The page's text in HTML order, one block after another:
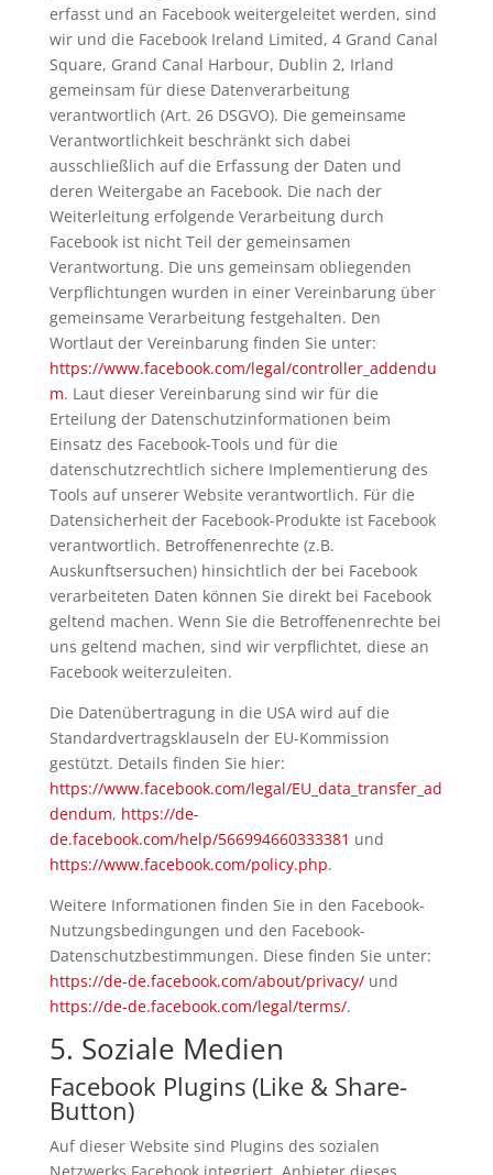
erfasst und an Facebook weitergeleitet werden, sind
wir und die Facebook Ireland Limited, 4 Grand Canal
Square, Grand Canal Harbour, Dublin 2, Irland
gemeinsam für diese Datenverarbeitung
verantwortlich (Art. 26 DSGVO). Die gemeinsame
Verantwortlichkeit beschränkt sich dabei
ausschließlich auf die Erfassung der Daten und
deren Weitergabe an Facebook. Die nach der
Weiterleitung erfolgende Verarbeitung durch
Facebook ist nicht Teil der gemeinsamen
Verantwortung. Die uns gemeinsam obliegenden
Verpflichtungen wurden in einer Vereinbarung über
gemeinsame Verarbeitung festgehalten. Den
Wortlaut der Vereinbarung finden Sie unter:
https://www.facebook.com/legal/controller_addendu
m. Laut dieser Vereinbarung sind wir für die
Erteilung der Datenschutzinformationen beim
Einsatz des Facebook-Tools und für die
datenschutzrechtlich sichere Implementierung des
Tools auf unserer Website verantwortlich. Für die
Datensicherheit der Facebook-Produkte ist Facebook
verantwortlich. Betroffenenrechte (z.B.
Auskunftsersuchen) hinsichtlich der bei Facebook
verarbeiteten Daten können Sie direkt bei Facebook
geltend machen. Wenn Sie die Betroffenenrechte bei
uns geltend machen, sind wir verpflichtet, diese an
Facebook weiterzuleiten.
Die Datenübertragung in die USA wird auf die
Standardvertragsklauseln der EU-Kommission
gestützt. Details finden Sie hier:
https://www.facebook.com/legal/EU_data_transfer_ad
dendum, https://de-
de.facebook.com/help/566994660333381 und
https://www.facebook.com/policy.php.
Weitere Informationen finden Sie in den Facebook-
Nutzungsbedingungen und den Facebook-
Datenschutzbestimmungen. Diese finden Sie unter:
https://de-de.facebook.com/about/privacy/und
https://de-de.facebook.com/legal/terms/.
5. Soziale Medien
Facebook Plugins (Like & Share-
Button)
Auf dieser Website sind Plugins des sozialen